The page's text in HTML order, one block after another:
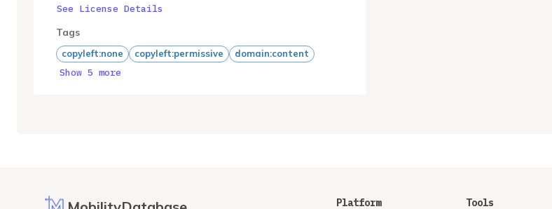
See License Details
Tags
copyleft:none copyleft:permissive domain:content
Show 5 more
Platform Tools